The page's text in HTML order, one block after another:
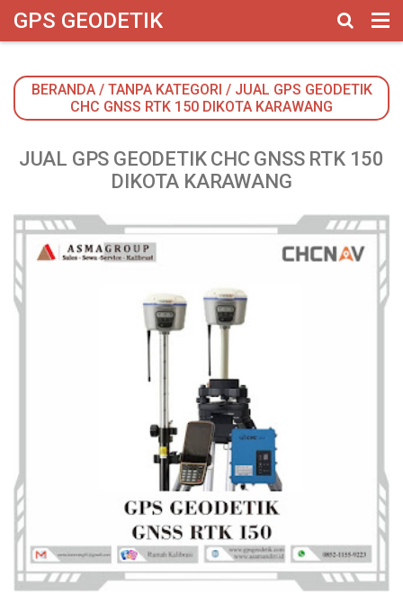
google-site-verification: googlebbbed846b170f625.html
GPS GEODETIK
BERANDA/ TANPA KATEGORI / JUAL GPS GEODETIK
CHC GNSS RTK 150 DIKOTA KARAWANG
JUAL GPS GEODETIK CHC GNSS RTK 150
DIKOTA KARAWANG